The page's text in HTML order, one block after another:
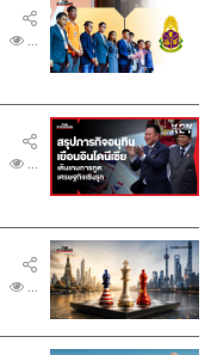
...
...
...